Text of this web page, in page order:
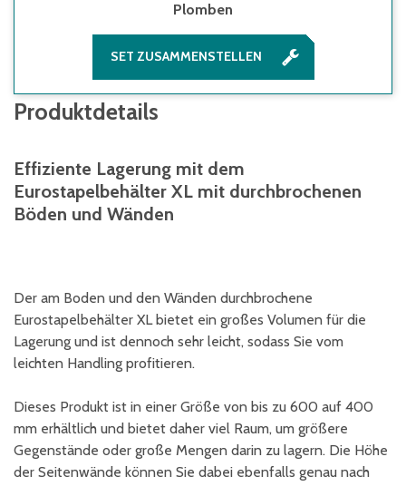
Plomben
SET ZUSAMMENSTELLEN
Produktdetails
Effiziente Lagerung mit dem
Eurostapelbehälter XL mit durchbrochenen
Böden und Wänden
Der am Boden und den Wänden durchbrochene
Eurostapelbehälter XL bietet ein großes Volumen für die
Lagerung und ist dennoch sehr leicht, sodass Sie vom
leichten Handling profitieren.
Dieses Produkt ist in einer Größe von bis zu 600 auf 400
mm erhältlich und bietet daher viel Raum, um größere
Gegenstände oder große Mengen darin zu lagern. Die Höhe
der Seitenwände können Sie dabei ebenfalls genau nach